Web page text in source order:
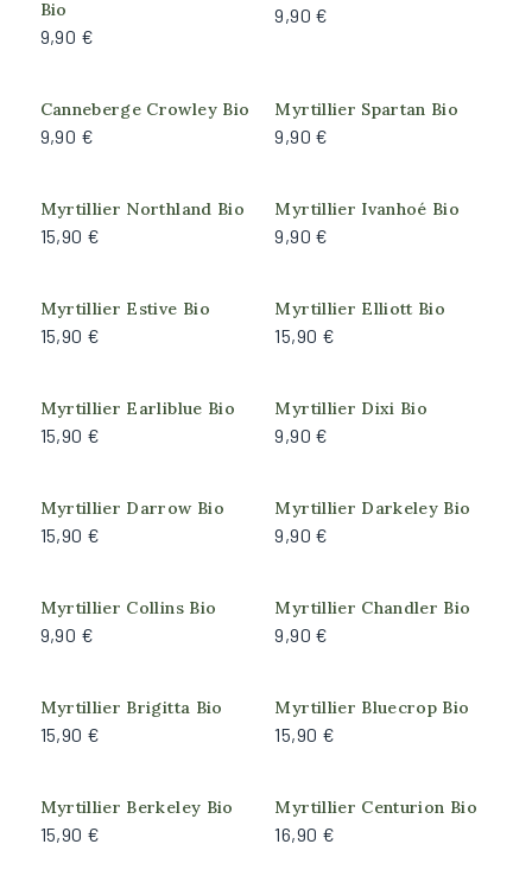
Rhubarbe
Feuillage
Caduc
Semi-persistant
Arbustif
Couvre-sol
Modéré
Rusticité
Bonne (résiste à -15°C)
Moyenne (résiste à -10°C)
Très forte (résiste à -25°C)
Exposition
Ombre du matin, Soleil de l'après-midi
Bio
9,90 €
9,90 €
Canneberge Crowley Bio
9,90 €
Produit actuellement
indisponible
Myrtillier Spartan Bio
9,90 €
Myrtillier Northland Bio
15,90 €
Myrtillier Ivanhoé Bio
9,90 €
Myrtillier Estive Bio
15,90 €
Myrtillier Elliott Bio
15,90 €
Myrtillier Earliblue Bio
15,90 €
Myrtillier Dixi Bio
9,90 €
Myrtillier Darrow Bio
15,90 €
Myrtillier Darkeley Bio
9,90 €
Myrtillier Collins Bio
9,90 €
Myrtillier Chandler Bio
9,90 €
Myrtillier Brigitta Bio
15,90 €
Myrtillier Bluecrop Bio
15,90 €
Myrtillier Berkeley Bio
15,90 €
Myrtillier Centurion Bio
16,90 €